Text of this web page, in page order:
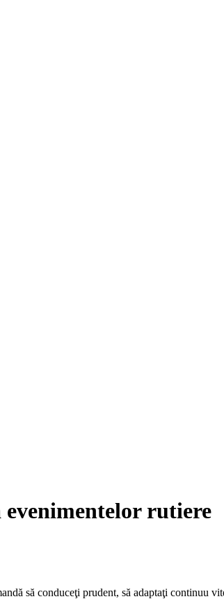
rutiere
să conduceţi prudent, să adaptaţi continuu